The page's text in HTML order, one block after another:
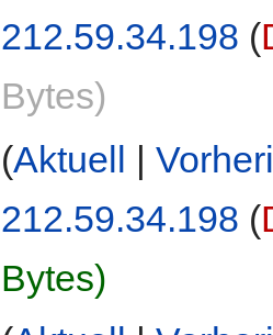
212.59.34.198 (
Bytes)
(Aktuell |
212.59.34.198 (
Bytes)